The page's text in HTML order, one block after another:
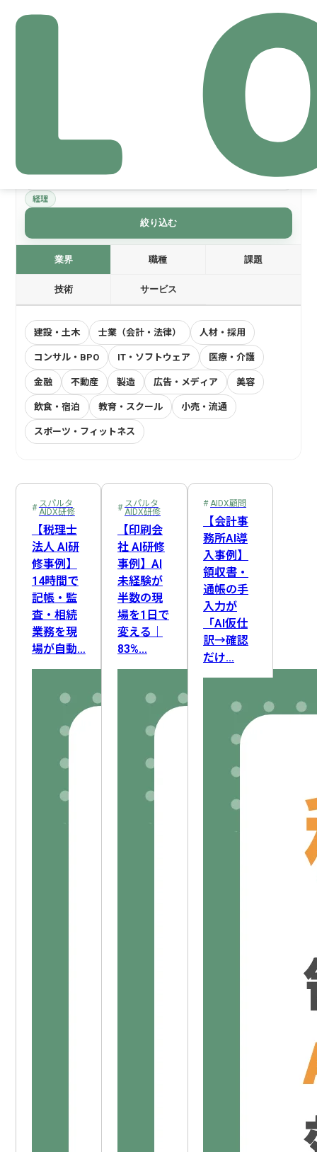
経理
絞り込む
業界 職種 課題
技術 サービス
建設・土木 士業（会計・法律） 人材・採用
コンサル・BPO IT・ソフトウェア 医療・介護
金融 不動産 製造 広告・メディア 美容
飲食・宿泊 教育・スクール 小売・流通
スポーツ・フィットネス
マーケティング サロンオーナー 人事
DX推進担当 管理職
カスタマーサポート 情報システム 製造・納品管理
物流・配送 歯科衛生士 医療従事者
訪問サービス担当 IT・コンサル
売上管理 事前準備
新人教育 複数店舗管理 資金管理
ヒヤリーハット検知 DX推進体制構築 後追い
請求・支払 ナレッジ管理 全社DX方針策定
広告・制作 決算・報告 属人化解消 ノウハウ継承
SNS運用 問い合わせ対応 業務効率化 方向性選定
ライティング FAQ・ナレッジ作成 要件定義
顧客情報整理
AIリテラシー向上 社員管理
セキュリティ対応 組織変革
生産計画・スケジューリング
入札情報収集
LINE API AI戦略策定
Claude Google Cloud 音声認識AI
NotebookLM 生成AI プロンプトエンジニアリング
Google Apps Script ChatGPT Gemini
Google Workspace Google Workflows
スパルタ
AIDX研修
【税理士
法人 AI研
修事例】
14時間で
記帳・監
査・相続
業務を現
場が自動…
スパルタ
AIDX研修
【印刷会
社 AI研修
事例】AI
未経験が
半数の現
場を1日で
変える｜
83%…
AIDX顧問
【会計事
務所AI導
入事例】
領収書・
通帳の手
入力が
「AI仮仕
訳→確認
だけ…